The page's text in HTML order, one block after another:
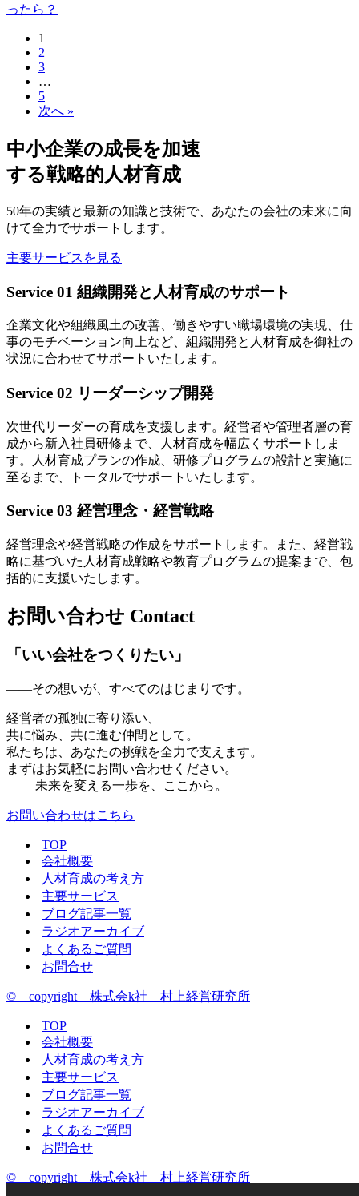
ったら？
1
2
3
…
5
次へ »
中小企業の成長を加速
する戦略的人材育成
50年の実績と最新の知識と技術で、あなたの会社の未来に向
けて全力でサポートします。
主要サービスを見る
Service 01 組織開発と人材育成のサポート
企業文化や組織風土の改善、働きやすい職場環境の実現、仕
事のモチベーション向上など、組織開発と人材育成を御社の
状況に合わせてサポートいたします。
Service 02 リーダーシップ開発
次世代リーダーの育成を支援します。経営者や管理者層の育
成から新入社員研修まで、人材育成を幅広くサポートしま
す。人材育成プランの作成、研修プログラムの設計と実施に
至るまで、トータルでサポートいたします。
Service 03 経営理念・経営戦略
経営理念や経営戦略の作成をサポートします。また、経営戦
略に基づいた人材育成戦略や教育プログラムの提案まで、包
括的に支援いたします。
お問い合わせ Contact
「いい会社をつくりたい」
——その想いが、すべてのはじまりです。
経営者の孤独に寄り添い、
共に悩み、共に進む仲間として。
私たちは、あなたの挑戦を全力で支えます。
まずはお気軽にお問い合わせください。
—— 未来を変える一歩を、ここから。
お問い合わせはこちら
TOP
会社概要
人材育成の考え方
主要サービス
ブログ記事一覧
ラジオアーカイブ
よくあるご質問
お問合せ
© copyright 株式会k社 村上経営研究所
TOP
会社概要
人材育成の考え方
主要サービス
ブログ記事一覧
ラジオアーカイブ
よくあるご質問
お問合せ
© copyright 株式会k社 村上経営研究所